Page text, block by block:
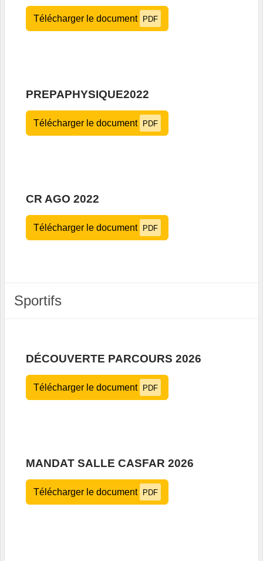
Télécharger le document PDF
PREPAPHYSIQUE2022
Télécharger le document PDF
CR AGO 2022
Télécharger le document PDF
Sportifs
DÉCOUVERTE PARCOURS 2026
Télécharger le document PDF
MANDAT SALLE CASFAR 2026
Télécharger le document PDF